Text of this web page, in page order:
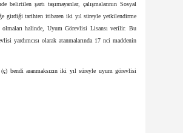
belirtilen şartı taşımayanlar, çalışmalarının Sosyal
girdiği tarihten itibaren iki yıl süreyle yetkilendirme
olmaları halinde, Uyum Görevlisi Lisansı verilir. Bu
yardımcısı olarak atanmalarında 17 nci maddenin
bendi aranmaksızın iki yıl süreyle uyum görevlisi